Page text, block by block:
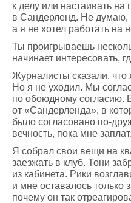
к делу или настаивать
в Сандерленд. Не думаю,
а я не хотел работать на
Ты проигрываешь
начинает интересовать,
Журналисты сказали, что
Но я не уходил. Мы
по обоюдному согласию.
от «Сандерленда», в
было согласовано по-
вечность, пока мне
Я собрал свои вещи на
заезжать в клуб. Тони
из кабинета. Рики
и мне оставалось только
почему он так